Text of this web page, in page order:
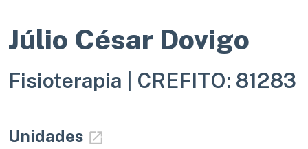
Júlio César Dovigo
Fisioterapia | CREFITO: 81283
Unidades